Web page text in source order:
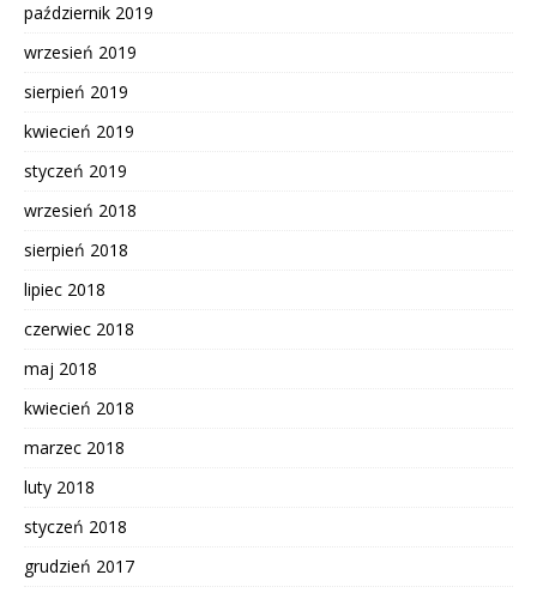
październik 2019
wrzesień 2019
sierpień 2019
kwiecień 2019
styczeń 2019
wrzesień 2018
sierpień 2018
lipiec 2018
czerwiec 2018
maj 2018
kwiecień 2018
marzec 2018
luty 2018
styczeń 2018
grudzień 2017